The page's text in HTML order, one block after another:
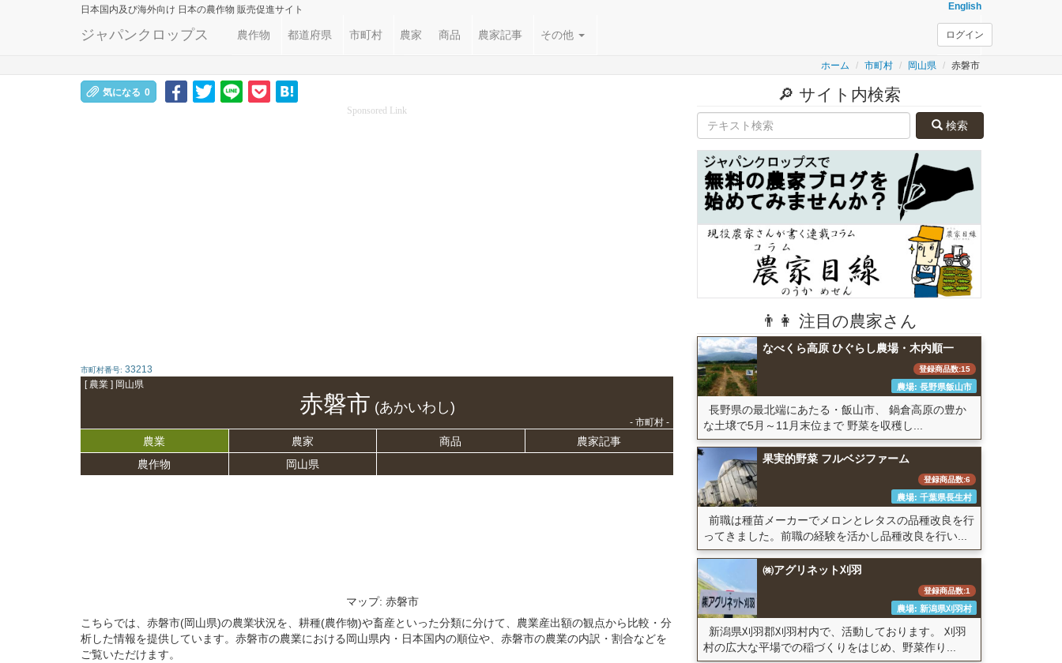
日本国内及び海外向け 日本の農作物 販売促進サイト English
ジャパンクロップス 農作物 都道府県 市町村 農家 商品 農家記事 その他 ログイン
ホーム 市町村 岡山県 赤磐市
気になる 0
Sponsored Link
市町村番号: 33213
[ 農業 ] 岡山県
赤磐市 (あかいわし)
- 市町村 -
農業 農家 商品
農家記事
農作物
岡山県
マップ: 赤磐市
こちらでは、赤磐市(岡山県)の農業状況を、耕種(農作物)や畜産といった分類に分けて、農業産出額の観点から比較・分
析した情報を提供しています。赤磐市の農業における岡山県内・日本国内の順位や、赤磐市の農業の内訳・割合などを
ご覧いただけます。
🔎 サイト内検索
検索
👨👩 注目の農家さん
なべくら高原 ひぐらし農場・木内順一
登録商品数:15
農場: 長野県飯山市
長野県の最北端にあたる・飯山市、 鍋倉高原の豊か
な土壌で5月～11月末位まで 野菜を収穫し...
果実的野菜 フルベジファーム
登録商品数:6
農場: 千葉県長生村
前職は種苗メーカーでメロンとレタスの品種改良を行
ってきました。前職の経験を活かし品種改良を行い...
㈱アグリネット刈羽
登録商品数:1
農場: 新潟県刈羽村
新潟県刈羽郡刈羽村内で、活動しております。 刈羽
村の広大な平場での稲づくりをはじめ、野菜作り...